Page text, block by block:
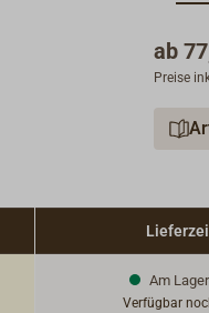
ab
Preise
Am Lager
Verfügbar